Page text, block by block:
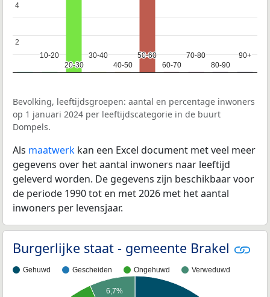
10-20
10-20
20-30
20-30
30-40
30-40
40-50
40-50
50-60
50-60
60-70
60-70
70-80
70-80
80-90
80-90
90+
90+
2
2
4
4
Bevolking, leeftijdsgroepen: aantal en percentage inwoners
op 1 januari 2024 per leeftijdscategorie in de buurt
Dompels.
Als maatwerk kan een Excel document met veel meer
gegevens over het aantal inwoners naar leeftijd
geleverd worden. De gegevens zijn beschikbaar voor
de periode 1990 tot en met 2026 met het aantal
inwoners per levensjaar.
Burgerlijke staat - gemeente Brakel
Gehuwd Gescheiden Ongehuwd Verweduwd
6,7%